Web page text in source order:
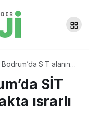
SİT alanına
SİT
ısrarlı
Yılında: “Bu